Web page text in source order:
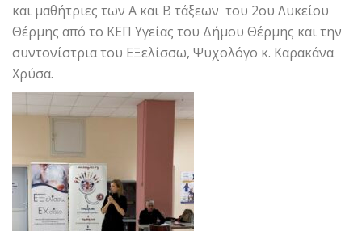
και μαθήτριες των Α και Β τάξεων του 2ου Λυκείου
Θέρμης από το ΚΕΠ Υγείας του Δήμου Θέρμης και την
συντονίστρια του ΕΞελίσσω, Ψυχολόγο κ. Καρακάνα
Χρύσα.